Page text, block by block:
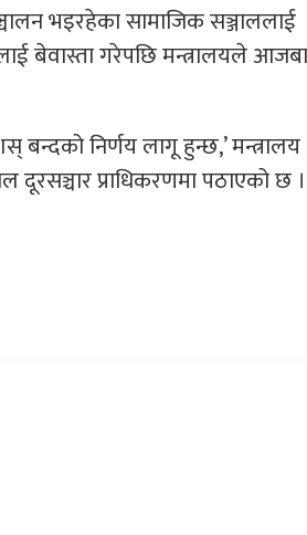
भइरहेका सामाजिक सञ्जाललाई
बेवास्ता गरेपछि मन्त्रालयले
निर्णय लागू हुन्छ,’ मन्त्रालय
दूरसञ्चार प्राधिकरणमा पठाएको छ ।